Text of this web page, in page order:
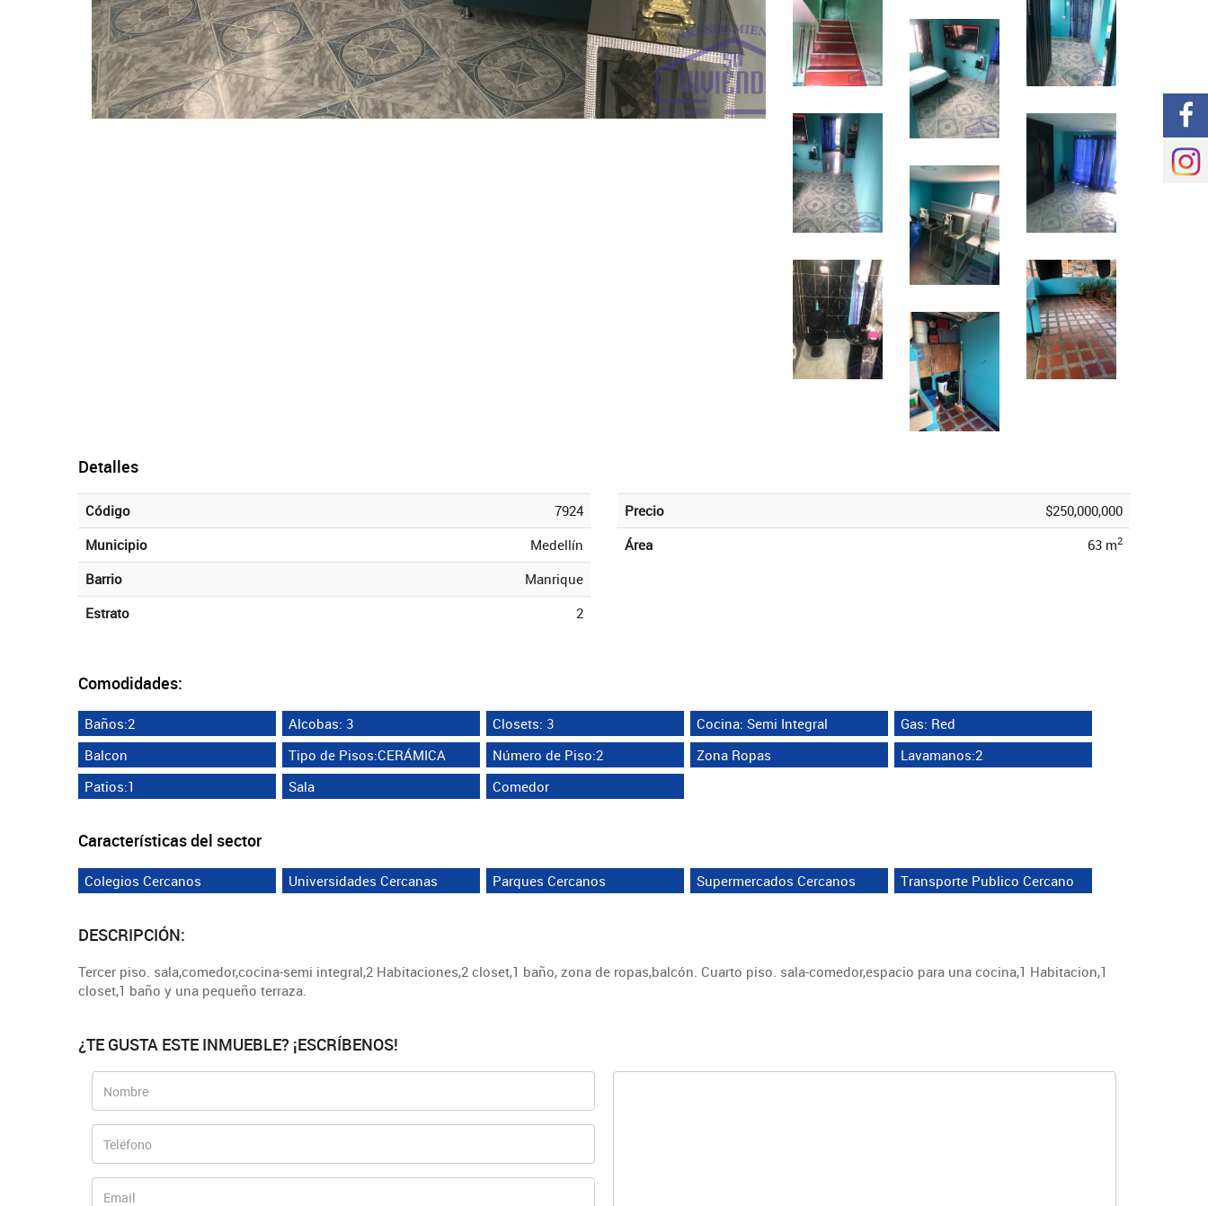
Detalles
Código
7924
Municipio
Medellín
Barrio
Manrique
Estrato
2
Precio
$250,000,000
Área
63 m2
Comodidades:
Baños:2 Alcobas: 3 Closets: 3 Cocina: Semi Integral
Gas: Red
Balcon
Tipo de Pisos:CERÁMICA Número de Piso:2 Zona Ropas
Lavamanos:2
Patios:1
Sala Comedor
Características del sector
Colegios Cercanos Universidades Cercanas Parques Cercanos Supermercados Cercanos Transporte Publico Cercano
DESCRIPCIÓN:
Tercer piso. sala,comedor,cocina-semi integral,2 Habitaciones,2 closet,1 baño, zona de ropas,balcón. Cuarto piso. sala-comedor,espacio para una cocina,1 Habitacion,1
closet,1 baño y una pequeño terraza.
¿TE GUSTA ESTE INMUEBLE? ¡ESCRÍBENOS!